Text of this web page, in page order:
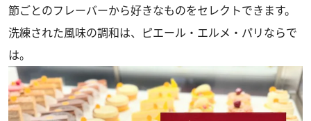
節ごとのフレーバーから好きなものをセレクトできます。
洗練された風味の調和は、ピエール・エルメ・パリならで
は。